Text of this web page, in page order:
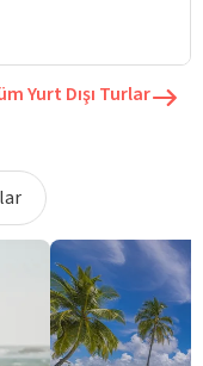
Yurt Dışı Turlar